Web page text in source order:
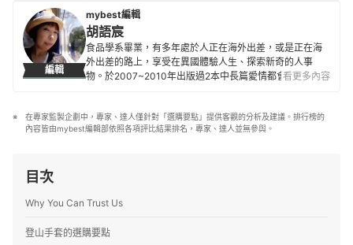
阿虎隊長的簡介
攀登將近50座百岳。不浪費每一個晴朗的好日子，立志探
索台灣的美，希望從她的視角出發，用文字與影像來說故
事，讓更多人看見自己所深愛的美麗台灣。
Winter | 溫特的簡介
編輯
mybest編輯
胡語宸
食品學系畢業，有多年處於人正在海外出差，或是正在海
外出差的路上，享受在異國體驗人生、探索新奇的人事
物。於2007~2010年出版過2本中長篇愛情都會小說，不
今逾5年，期望能以平易近人的文字溫度，為喜歡閱讀的群
眾帶來更多選物新知。
看更多內容
在專家監製企劃中，專家、達人僅針對「選購要點」提供客觀的分析及建議。排行榜的
內容皆由mybest編輯部依照各項評比結果排名，專家、達人並無參與。
目次
Why You Can Trust Us
登山手套的選購要點